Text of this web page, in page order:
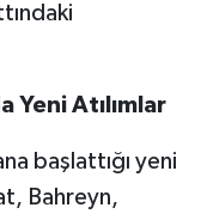
Yeni Atılımlar
başlattığı yeni
Bahreyn,